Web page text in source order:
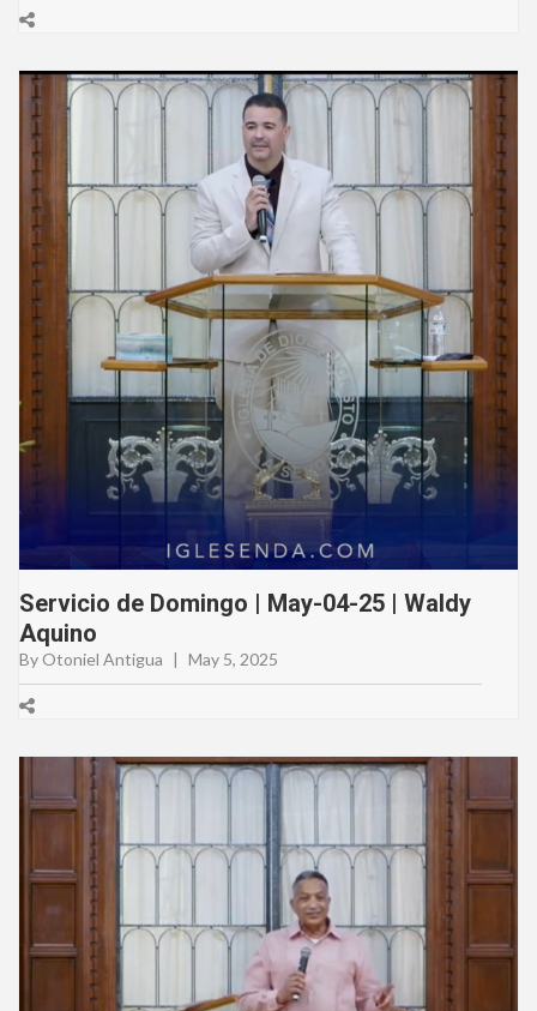
Servicio de Domingo | May-04-25 | Waldy
Aquino
By Otoniel Antigua | May 5, 2025